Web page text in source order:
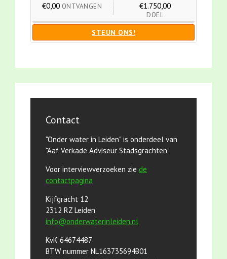
€0,00 ONTVANGEN €1.750,00
DOEL
STEUN ONS!
Contact
"Onder water in Leiden" is onderdeel van
"Aaf Verkade Adviseur Stadsgrachten"
Voor interviewverzoeken zie de
contactpagina
Kijfgracht 12
2312 RZ Leiden
info@onderwaterinleiden.nl
KvK 64674487
BTW nummer NL163735694B01